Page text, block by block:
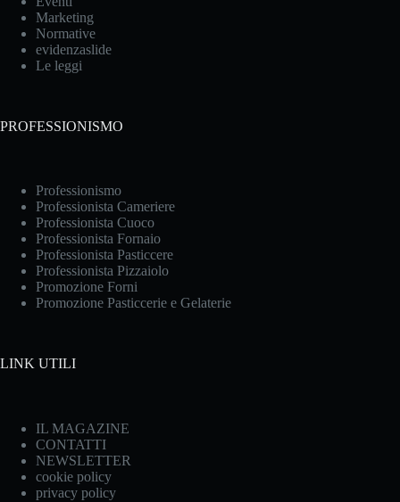
Marketing
Normative
evidenzaslide
Le leggi
PROFESSIONISMO
Professionismo
Professionista Cameriere
Professionista Cuoco
Professionista Fornaio
Professionista Pasticcere
Professionista Pizzaiolo
Promozione Forni
Promozione Pasticcerie e Gelaterie
LINK UTILI
IL MAGAZINE
CONTATTI
NEWSLETTER
cookie policy
privacy policy